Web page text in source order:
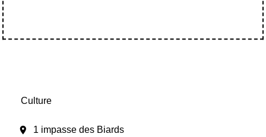
Culture
location_on
1 impasse des Biards